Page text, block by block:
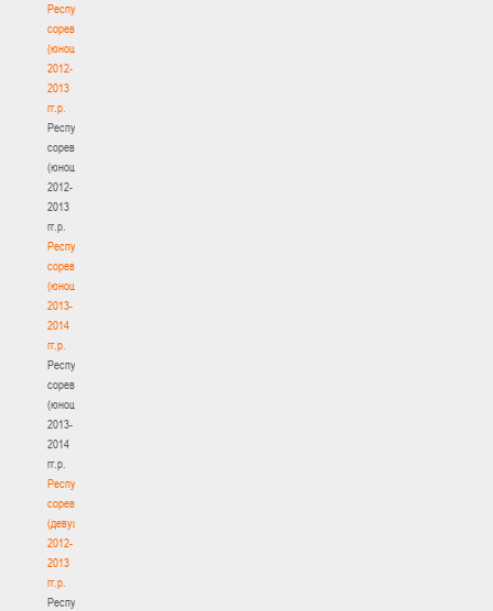
Республиканские
соревнования
(юноши)
2012-
2013
гг.р.
Республиканские
соревнования
(юноши)
2012-
2013
гг.р.
Республиканские
соревнования
(юноши)
2013-
2014
гг.р.
Республиканские
соревнования
(юноши)
2013-
2014
гг.р.
Республиканские
соревнования
(девушки)
2012-
2013
гг.р.
Республиканские